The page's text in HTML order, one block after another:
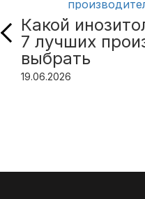
Какой
7 лучших
выбрать
19.06.2026